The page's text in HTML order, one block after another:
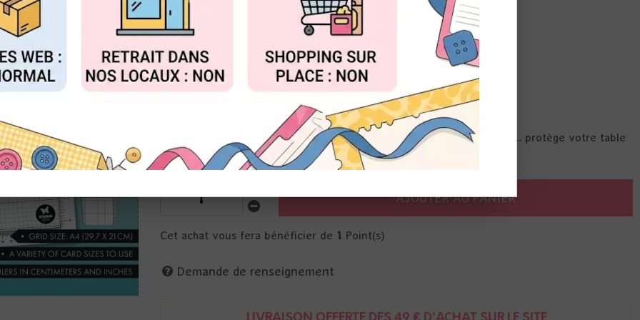
Réf. :SL-TO-GM01
Tapis de travail en verre
33.3 x 24.5 cm, un format A4 parfait pour le voyage.
gradué en cm et en pouces
parfait pour la découpe, le collage, les encres, l'embossage à chaud ... protège votre table
AJOUTER AU PANIER
Cet achat vous fera bénéficier de 1 Point(s)
Demande de renseignement
ACCEPTER TOUT